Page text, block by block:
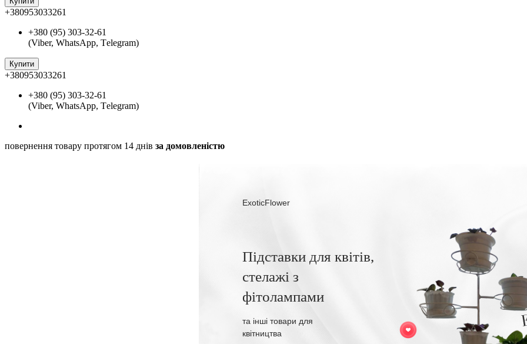
+380953033261
+380 (95) 303-32-61
(Viber, WhatsApp, Тelegram)
Купити
+380953033261
+380 (95) 303-32-61
(Viber, WhatsApp, Тelegram)
повернення товару протягом 14 днів за домовленістю
ExoticFlower
Підставки для квітів,
стелажі з
фітолампами
та інші товари для
квітництва